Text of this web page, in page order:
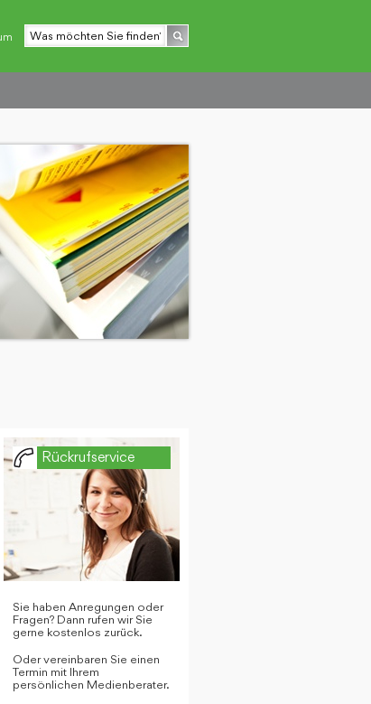
Rückrufservice
Sie haben Anregungen oder
Fragen? Dann rufen wir Sie
gerne kostenlos zurück.
Oder vereinbaren Sie einen
Termin mit Ihrem
persönlichen Medienberater.